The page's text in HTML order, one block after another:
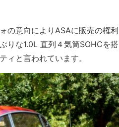
の意向によりASAに販売の権利
りな1.0L 直列４気筒SOHCを搭
ィと言われています。